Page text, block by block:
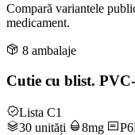
Compară variantele
medicament.
8 ambalaje
Cutie cu blist.
Lista C1
30 unități
8mg